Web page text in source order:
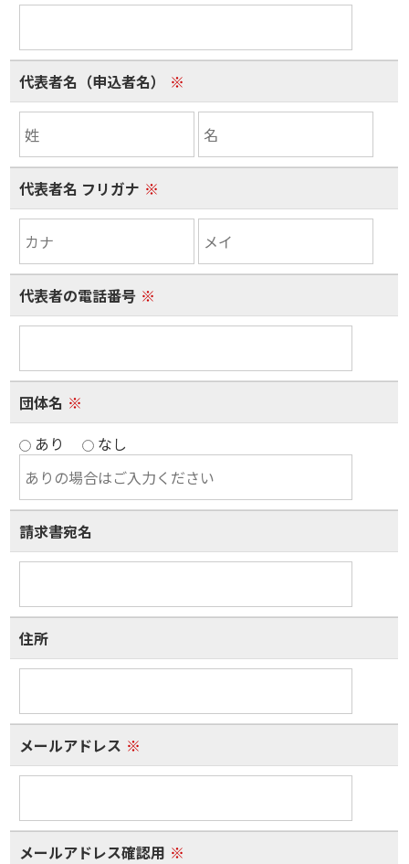
代表者名（申込者名） ※
代表者名 フリガナ ※
代表者の電話番号 ※
団体名 ※
あり
なし
請求書宛名
住所
メールアドレス ※
メールアドレス確認用 ※